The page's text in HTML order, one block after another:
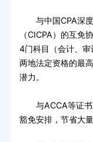
与中国CPA深度
（CICPA）的互免
4门科目（会计、审
两地法定资格的最
潜力。
与ACCA等证书
豁免安排，节省大量